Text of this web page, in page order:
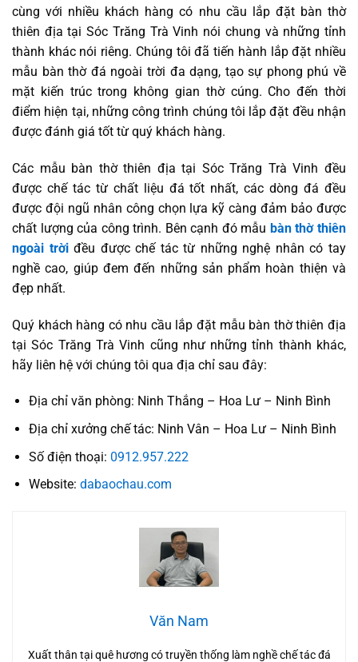
cùng với nhiều khách hàng có nhu cầu lắp đặt bàn thờ
thiên địa tại Sóc Trăng Trà Vinh nói chung và những tỉnh
thành khác nói riêng. Chúng tôi đã tiến hành lắp đặt nhiều
mẫu bàn thờ đá ngoài trời đa dạng, tạo sự phong phú về
mặt kiến trúc trong không gian thờ cúng. Cho đến thời
điểm hiện tại, những công trình chúng tôi lắp đặt đều nhận
được đánh giá tốt từ quý khách hàng.
Các mẫu bàn thờ thiên địa tại Sóc Trăng Trà Vinh đều
được chế tác từ chất liệu đá tốt nhất, các dòng đá đều
được đội ngũ nhân công chọn lựa kỹ càng đảm bảo được
chất lượng của công trình. Bên cạnh đó mẫu bàn thờ thiên
ngoài trờiđều được chế tác từ những nghệ nhân có tay
nghề cao, giúp đem đến những sản phẩm hoàn thiện và
đẹp nhất.
Quý khách hàng có nhu cầu lắp đặt mẫu bàn thờ thiên địa
tại Sóc Trăng Trà Vinh cũng như những tỉnh thành khác,
hãy liên hệ với chúng tôi qua địa chỉ sau đây:
Địa chỉ văn phòng: Ninh Thắng – Hoa Lư – Ninh Bình
Địa chỉ xưởng chế tác: Ninh Vân – Hoa Lư – Ninh Bình
Số điện thoại: 0912.957.222
Website: dabaochau.com
Văn Nam
Xuất thân tại quê hương có truyền thống làm nghề chế tác đá